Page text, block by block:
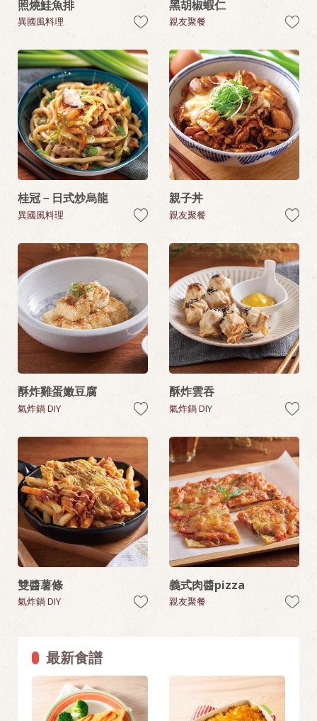
照燒鮭魚排
異國風料理
黑胡椒蝦仁
親友聚餐
桂冠－日式炒烏龍
異國風料理
親子丼
親友聚餐
酥炸雞蛋嫩豆腐
氣炸鍋 DIY
酥炸雲吞
氣炸鍋 DIY
雙醬薯條
氣炸鍋 DIY
義式肉醬pizza
親友聚餐
最新食譜